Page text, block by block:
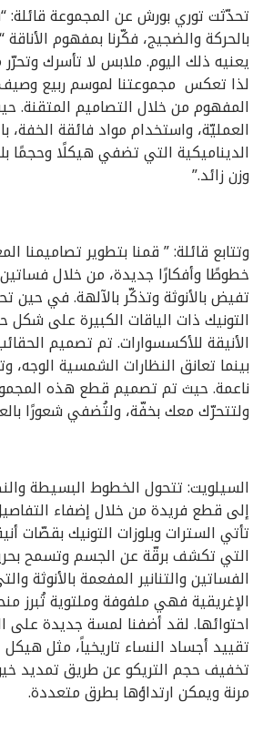
تحدّثت توري بورش عن المجموعة
بالحركة والضجيج، فكّرنا بمفهوم الأناقة
يعنيه ذلك اليوم. ملابس لا تأسرك
المفهوم من خلال التصاميم المتقنة.
العمليّة، واستخدام مواد فائقة الخفة،
الديناميكية التي تضفي هيكلًا وحجمًا
وزن زائد.”
وتتابع قائلة: ” قمنا بتطوير تصاميمنا
خطوطًا وأفكارًا جديدة، من خلال
تفيض بالأنوثة وتذكّر بالآلهة. في حين
الأنيقة للأكسسوارات. تم تصميم
بينما تعانق النظارات الشمسية الوجه،
ناعمة. حيث تم تصميم قطع هذه
ولتتحرّك معك بخفّة، ولتُضفي شعورًا
السيلويت: تتحول الخطوط البسيطة
إلى قطع فريدة من خلال إضفاء
تأتي السترات وبلوزات التونيك بقصّات
التي تكشف برقّة عن الجسم وتسمح بحرية
الفساتين والتنانير المفعمة بالأنوثة
الإغريقية فهي ملفوفة وملتوية تُبرز
احتوائها. لقد أضفنا لمسة جديدة على
تقييد أجساد النساء تاريخياً، مثل هيكل
تخفيف حجم التريكو عن طريق تمديد
مرنة ويمكن ارتداؤها بطرق متعددة.